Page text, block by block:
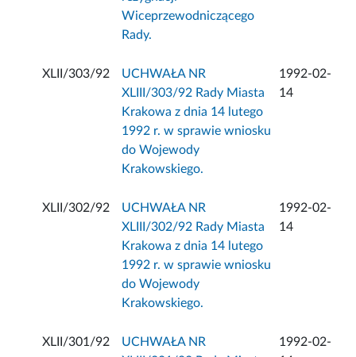
Wiceprzewodniczącego
Rady.
XLII/303/92
UCHWAŁA NR
XLIII/303/92 Rady Miasta
Krakowa z dnia 14 lutego
1992 r. w sprawie wniosku
do Wojewody
Krakowskiego.
1992-02-
14
XLII/302/92
UCHWAŁA NR
XLIII/302/92 Rady Miasta
Krakowa z dnia 14 lutego
1992 r. w sprawie wniosku
do Wojewody
Krakowskiego.
1992-02-
14
XLII/301/92
UCHWAŁA NR
1992-02-